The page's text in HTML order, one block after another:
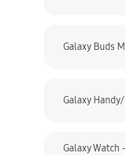
Galaxy Buds
Galaxy
Galaxy